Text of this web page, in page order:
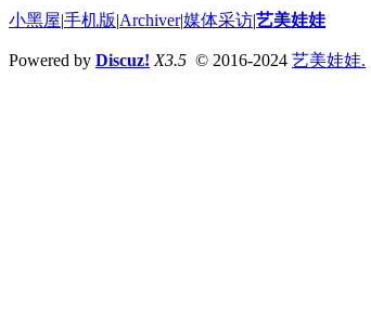
小黑屋|手机版|Archiver|媒体采访|艺美娃娃
Powered by Discuz! X3.5 © 2016-2024 艺美娃娃.